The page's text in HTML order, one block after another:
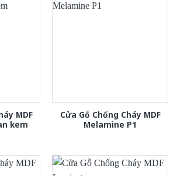
MDF
kem
Cửa Gỗ Chống Cháy MDF
Melamine P1